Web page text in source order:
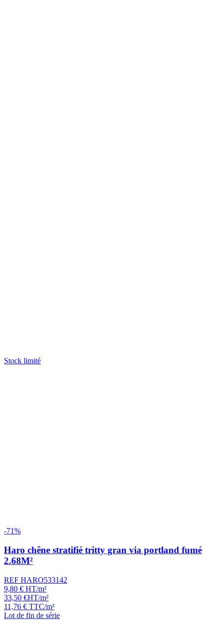
Stock limité
-71%
Haro chêne stratifié tritty gran via portland fumé
2.68M²
REF HARO533142
9,80 € HT/m²
33,50 €HT/m²
11,76 € TTC/m²
Lot de fin de série